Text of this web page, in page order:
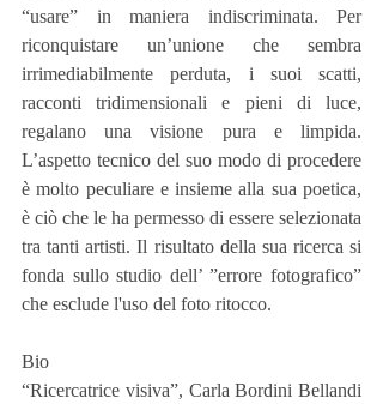
“usare” in maniera indiscriminata. Per
riconquistare un’unione che sembra
irrimediabilmente perduta, i suoi scatti,
racconti tridimensionali e pieni di luce,
regalano una visione pura e limpida.
L’aspetto tecnico del suo modo di procedere
è molto peculiare e insieme alla sua poetica,
è ciò che le ha permesso di essere selezionata
tra tanti artisti. Il risultato della sua ricerca si
fonda sullo studio dell’ ”errore fotografico”
che esclude l'uso del foto ritocco.
Bio
“Ricercatrice visiva”, Carla Bordini Bellandi